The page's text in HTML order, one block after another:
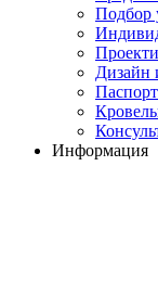
Подбор
Дизайн
Информация